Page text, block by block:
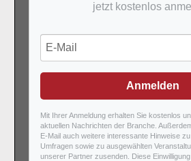
jetzt kostenlos
Anmelden
Mit Ihrer Anmeldung erhalten Sie kostenlos
aktuellen Nachrichten der Branche.
E-Mail auch weitere interessante Hinweise zu
Umfragen sowie zu ausgewählten
unserer Partner zusenden. Diese